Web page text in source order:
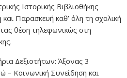
Ιστορικής Βιβλιοθήκης
Παρασκευή καθ’ όλη τη σχολική
θέση τηλεφωνικώς στη
Δεξιοτήτων: Άξονας 3
– Κοινωνική Συνείδηση και